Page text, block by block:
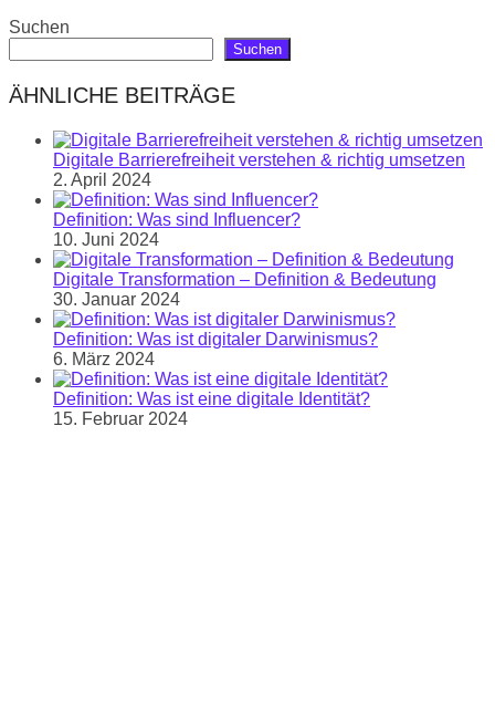
Suchen
Suchen
ÄHNLICHE BEITRÄGE
Digitale Barrierefreiheit verstehen & richtig umsetzen
2. April 2024
Definition: Was sind Influencer?
10. Juni 2024
Digitale Transformation – Definition & Bedeutung
30. Januar 2024
Definition: Was ist digitaler Darwinismus?
6. März 2024
Definition: Was ist eine digitale Identität?
15. Februar 2024